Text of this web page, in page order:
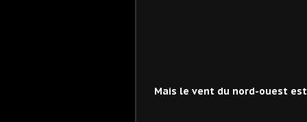
Mais le vent du nord-ouest